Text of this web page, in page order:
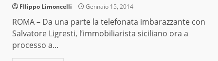
FIlippo Limoncelli Gennaio 15, 2014
ROMA – Da una parte la telefonata imbarazzante con
Salvatore Ligresti, l’immobiliarista siciliano ora a
processo a...